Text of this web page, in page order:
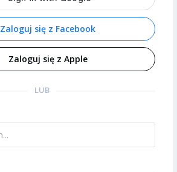
Zaloguj się z Facebook
Zaloguj się z Apple
LUB